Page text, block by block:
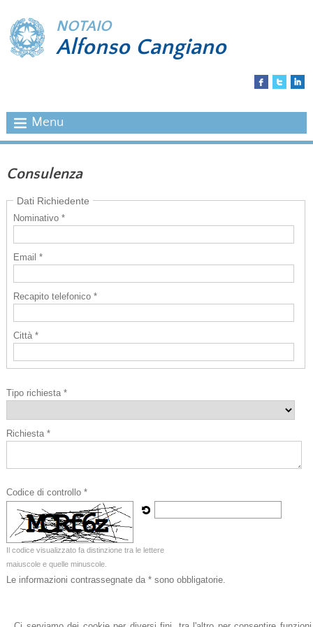
NOTAIO
Alfonso Cangiano
Menu
Consulenza
Dati Richiedente
Nominativo *
Email *
Recapito telefonico *
Città *
Tipo richiesta *
Richiesta *
Codice di controllo *
Il codice visualizzato fa distinzione tra le lettere
maiuscole e quelle minuscole.
Le informazioni contrassegnate da * sono obbligatorie.
Acconsento
Non acconsento